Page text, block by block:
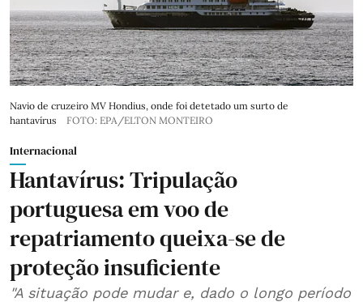
Navio de cruzeiro MV Hondius, onde foi detetado um surto de
hantavírus
FOTO: EPA/ELTON MONTEIRO
Internacional
Hantavírus: Tripulação
portuguesa em voo de
repatriamento queixa-se de
proteção insuficiente
"A situação pode mudar e, dado o longo período